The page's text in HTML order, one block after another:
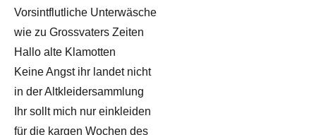
Vorsintflutliche Unterwäsche
wie zu Grossvaters Zeiten
Hallo alte Klamotten
Keine Angst ihr landet nicht
in der Altkleidersammlung
Ihr sollt mich nur einkleiden
für die kargen Wochen des